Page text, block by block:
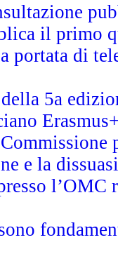
il primo
a portata di
5a
e la